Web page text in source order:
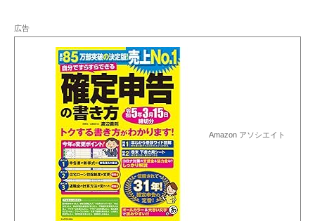
広告
Amazon アソシエイト